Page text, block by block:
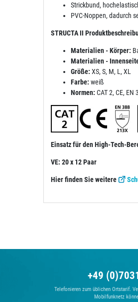
Strickbund,
PVC-Noppen, dadurch
STRUCTA II
Materialien - Körper:
Materialien -
Größe: XS, S, M, L, XL
Farbe: weiß
Normen: CAT 2, CE, EN
Einsatz für den High-Tech-
VE: 20 x 12 Paar
Hier finden Sie weitere
+49
Telefonieren zum üblichen Ortstarif.
Mobilfunknetz